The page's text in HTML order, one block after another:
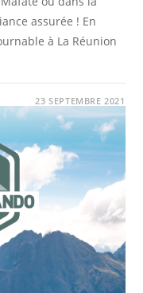
assurée ! En
à La Réunion
23 SEPTEMBRE 2021